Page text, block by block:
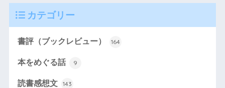
カテゴリー
書評（ブックレビュー） 164
本をめぐる話 9
読書感想文 143